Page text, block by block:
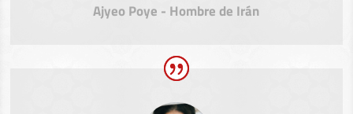
Ajyeo Poye - Hombre de Irán